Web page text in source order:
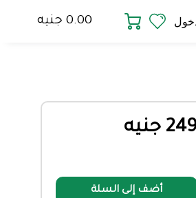
0.00 جنيه
جنيه
أضف إلى السلة